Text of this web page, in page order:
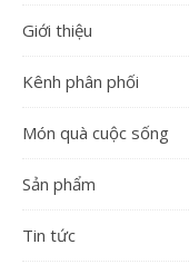
Giới thiệu
Kênh phân phối
Món quà cuộc sống
Sản phẩm
Tin tức